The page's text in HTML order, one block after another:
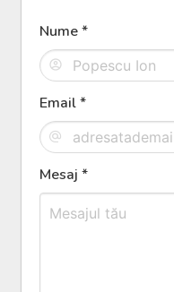
Nume *
Email *
Mesaj *